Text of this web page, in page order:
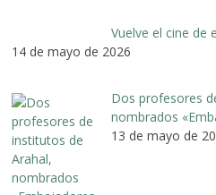
Vuelve el cine de
14 de mayo de 2026
Dos profesores
nombrados
13 de mayo de